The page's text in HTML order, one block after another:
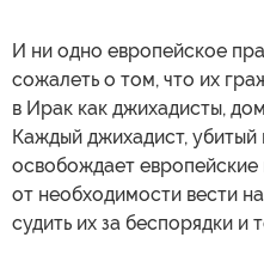
И ни одно европейское
сожалеть о том, что их
в Ирак как джихадисты,
Каждый джихадист,
освобождает европейские
от необходимости вести
судить их за беспорядки и